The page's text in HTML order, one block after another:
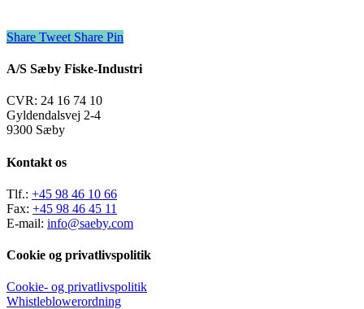
Share Tweet Share Pin
A/S Sæby Fiske-Industri
CVR: 24 16 74 10
Gyldendalsvej 2-4
9300 Sæby
Kontakt os
Tlf.: +45 98 46 10 66
Fax: +45 98 46 45 11
E-mail: info@saeby.com
Cookie og privatlivspolitik
Cookie- og privatlivspolitik
Whistleblowerordning